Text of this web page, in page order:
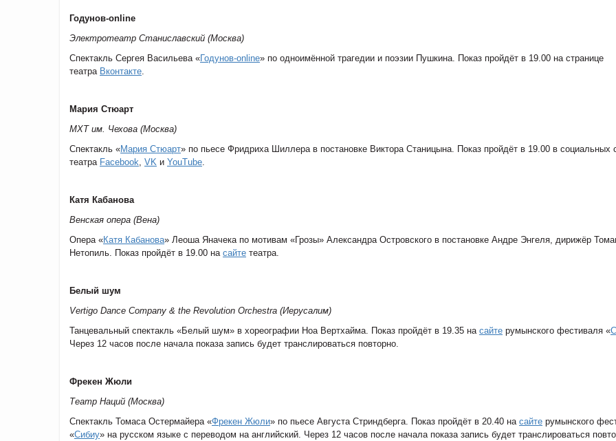
Годунов-online
Электротеатр Станиславский (Москва)
Спектакль Сергея Васильева «Годунов-online» по одноимённой трагедии и поэзии Пушкина. Показ пройдёт в 19.00 на странице
театра Вконтакте
Мария Стюарт
МХТ им. Чехова (Москва)
Спектакль «Мария Стюарт» по пьесе Фридриха Шиллера в постановке Виктора Станицына. Показ пройдёт в 19.00 в социальных
театра Facebook VK и YouTube
Катя Кабанова
Венская опера (Вена)
Опера «Катя Кабанова» Леоша Яначека по мотивам «Грозы» Александра Островского в постановке Андре Энгеля, дирижёр
Нетопиль. Показ пройдёт в 19.00 на сайте театра.
Белый шум
Vertigo Dance Company & the Revolution Orchestra (Иерусалим)
Танцевальный спектакль «Белый шум» в хореографии Ноа Вертхайма. Показ пройдёт в 19.35 на сайте румынского фестиваля «
Через 12 часов после начала показа запись будет транслироваться повторно.
Фрекен Жюли
Театр Наций (Москва)
Спектакль Томаса Остермайера «Фрекен Жюли» по пьесе Августа Стриндберга. Показ пройдёт в 20.40 на сайте румынского
«Сибиу» на русском языке с переводом на английский. Через 12 часов после начала показа запись будет транслироваться